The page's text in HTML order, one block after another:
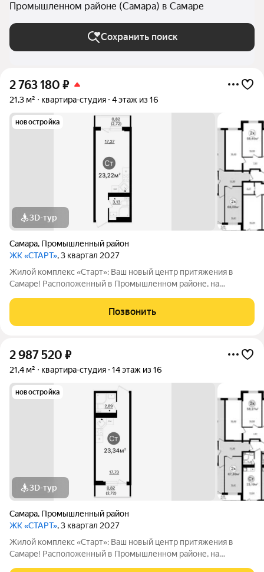
Промышленном районе (Самара) в Самаре
Сохранить поиск
2 763 180 ₽
21,3 м² квартира-студия 4 этаж из 16
новостройка
3D-тур
Самара, Промышленный район
ЖК «СТАРТ», 3 квартал 2027
Жилой комплекс «Старт»: Ваш новый центр притяжения в
Самаре! Расположенный в Промышленном районе, на
«Старт» предлагает современное жилье для активной жизни.
Комплекс включает в себя отдельно
Позвонить
2 987 520 ₽
21,4 м² квартира-студия 14 этаж из 16
новостройка
3D-тур
Самара, Промышленный район
ЖК «СТАРТ», 3 квартал 2027
Жилой комплекс «Старт»: Ваш новый центр притяжения в
Самаре! Расположенный в Промышленном районе, на